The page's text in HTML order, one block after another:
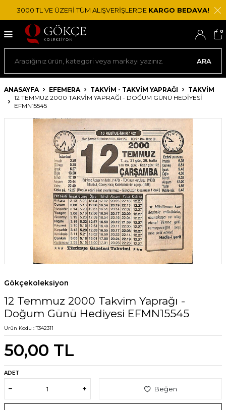
3000 TL VE ÜZERİ TÜM ALIŞVERİŞLERDE KARGO BEDAVA!
ARA
0
ANASAYFA EFEMERA TAKVIM - TAKVIM YAPRAĞI
TAKVIM
12 TEMMUZ 2000 TAKVIM YAPRAĞI - DOĞUM GÜNÜ HEDIYESI
EFMN15545
Gökçekoleksiyon
12 Temmuz 2000 Takvim Yaprağı -
Doğum Günü Hediyesi EFMN15545
Ürün Kodu :T342311
50,00 TL
ADET
Beğen